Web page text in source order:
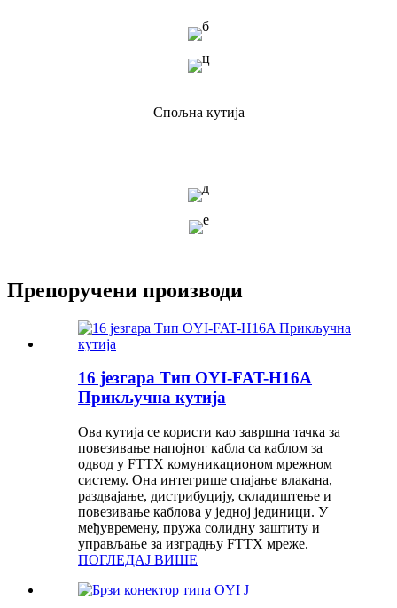
Спољна кутија
Препоручени производи
16 језгара Тип OYI-FAT-H16A
Прикључна кутија
Ова кутија се користи као завршна тачка за
повезивање напојног кабла са каблом за
одвод у FTTX комуникационом мрежном
систему. Она интегрише спајање влакана,
раздвајање, дистрибуцију, складиштење и
повезивање каблова у једној јединици. У
међувремену, пружа солидну заштиту и
управљање за изградњу FTTX мреже.
ПОГЛЕДАЈ ВИШЕ